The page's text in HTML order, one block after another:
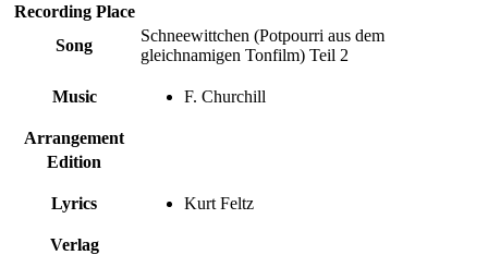
Recording Place
Song
Schneewittchen (Potpourri aus dem
gleichnamigen Tonfilm) Teil 2
Music F. Churchill
Arrangement
Edition
Lyrics Kurt Feltz
Verlag